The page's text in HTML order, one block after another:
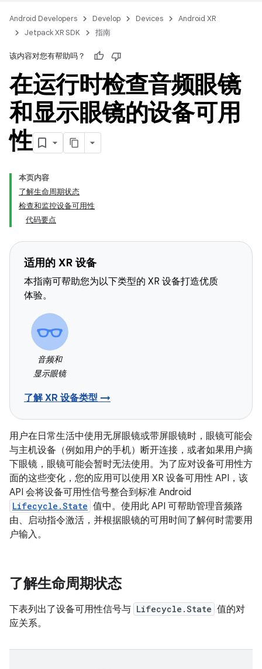
Android Developers Develop Devices
Android XR
Jetpack XR SDK
指南
该内容对您有帮助吗？
在运行时检查音频眼镜
和显示眼镜的设备可用
性
本页内容
了解生命周期状态
检查和监控设备可用性
代码要点
适用的 XR 设备
本指南可帮助您为以下类型的 XR 设备打造优质
体验。
音频和
显示眼镜
了解 XR 设备类型 →
用户在日常生活中使用无屏眼镜或带屏眼镜时，眼镜可能会
与主机设备（例如用户的手机）断开连接，或者如果用户摘
下眼镜，眼镜可能会暂时无法使用。为了应对设备可用性方
面的这些变化，您的应用可以使用 XR 设备可用性 API，该
API 会将设备可用性信号整合到标准 Android
Lifecycle.State 值中。使用此 API 可帮助管理音频路
由、启动指令激活，并根据眼镜的可用时间了解何时需要用
户输入。
了解生命周期状态
下表列出了设备可用性信号与 Lifecycle.State 值的对
应关系。